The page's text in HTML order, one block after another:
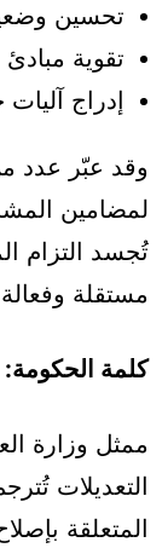
تحسين
تقوية مبادئ
إدراج آليات
وقد عبّر عدد
لمضامين
تُجسد التزام
مستقلة
كلمة الحكومة:
ممثل وزارة
التعديلات
المتعلقة